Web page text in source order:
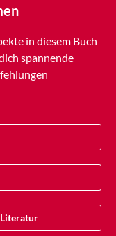
in diesem Buch
spannende